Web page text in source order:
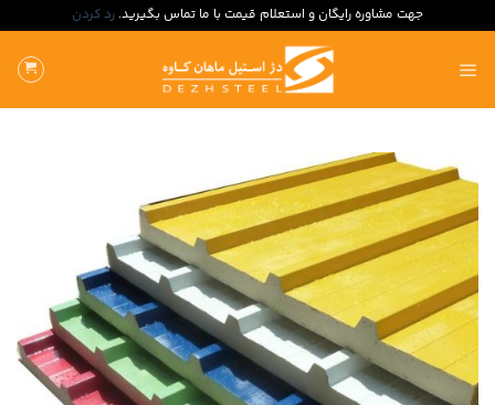
جهت مشاوره رایگان و استعلام قیمت با ما تماس بگیرید. رد کردن
محتوا
بروید